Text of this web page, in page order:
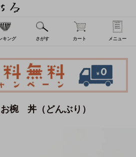
キング さがす カート メニュー
椀 丼（どんぶり）